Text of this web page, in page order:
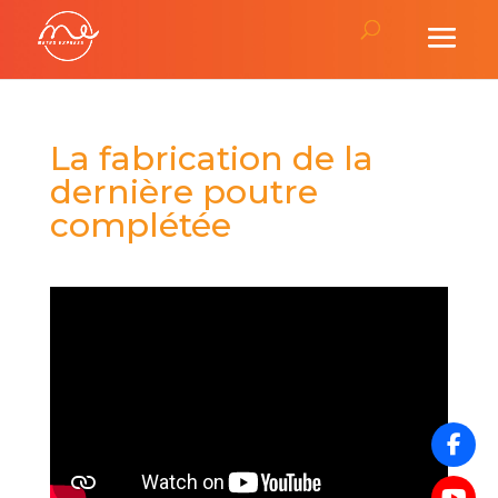
La fabrication de la
dernière poutre
complétée